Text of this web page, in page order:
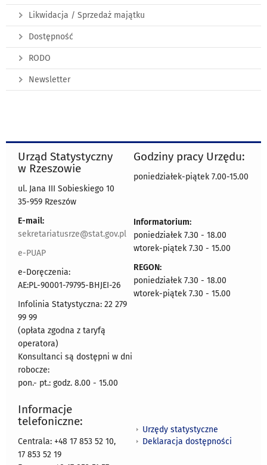
Likwidacja / Sprzedaż majątku
Dostępność
RODO
Newsletter
Urząd Statystyczny
w Rzeszowie
ul. Jana III Sobieskiego 10
35-959 Rzeszów
E-mail:
sekretariatusrze@stat.gov.pl
e-PUAP
e-Doręczenia:
AE:PL-90001-79795-BHJEI-26
Infolinia Statystyczna: 22 279
99 99
(opłata zgodna z taryfą
operatora)
Konsultanci są dostępni w dni
robocze:
pon.- pt.: godz. 8.00 - 15.00
Godziny pracy Urzędu:
poniedziałek-piątek 7.00-15.00
Informatorium:
poniedziałek 7.30 - 18.00
wtorek-piątek 7.30 - 15.00
REGON:
poniedziałek 7.30 - 18.00
wtorek-piątek 7.30 - 15.00
Informacje
telefoniczne:
Centrala: +48 17 853 52 10,
17 853 52 19
Urzędy statystyczne
Deklaracja dostępności